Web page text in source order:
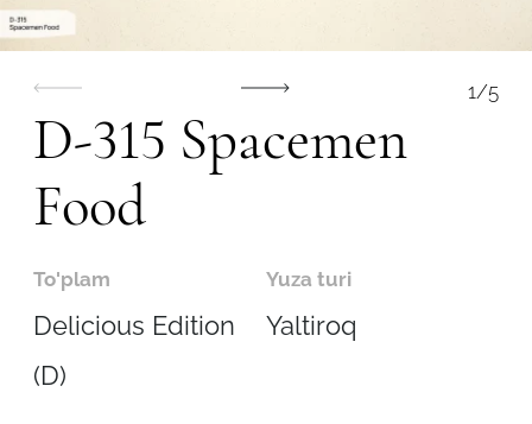
1/5
D-315 Spacemen
Food
To'plam
Delicious Edition
(D)
Yuza turi
Yaltiroq